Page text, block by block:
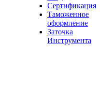
Сертификация
Таможенное
оформление
Заточка
Инструмента